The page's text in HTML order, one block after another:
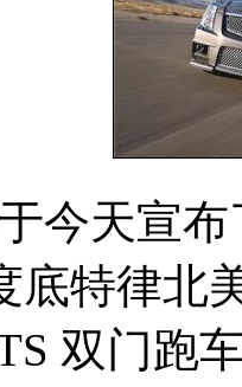
今天宣布
底特律北
双门跑